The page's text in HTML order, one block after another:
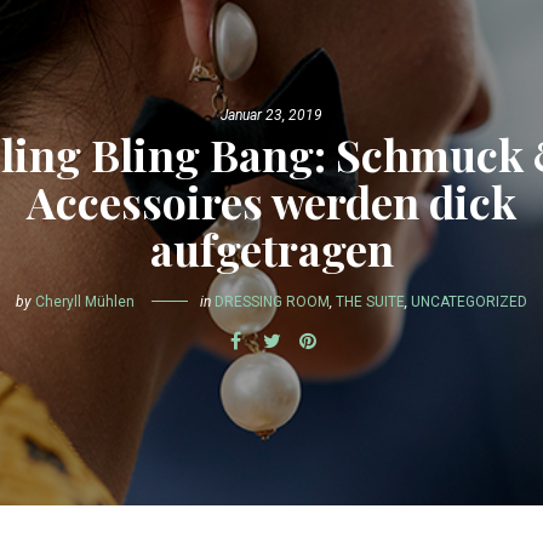
Januar 23, 2019
Bling Bang: Schmuck
Accessoires werden dick
aufgetragen
by Cheryll Mühlen in DRESSING ROOM, THE SUITE, UNCATEGORIZED